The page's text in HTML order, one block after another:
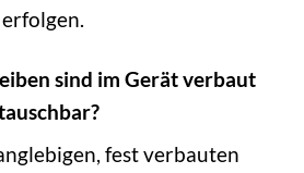
sind im Gerät verbaut
fest verbauten